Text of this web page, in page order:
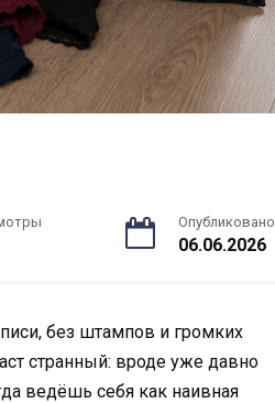
Опубликовано
06.06.2026
без штампов и громких
странный: вроде уже давно
ведёшь себя как наивная